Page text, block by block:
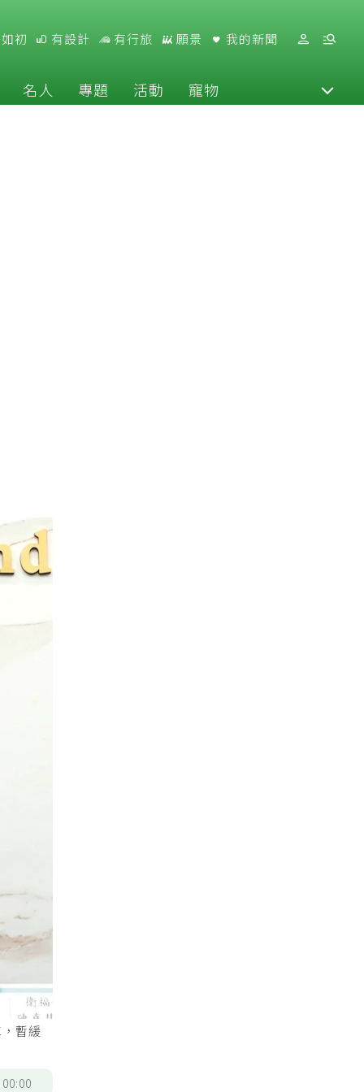
初 有設計 有行旅 願景 我的新聞
名人 專題 活動 寵物
暫緩
00:00